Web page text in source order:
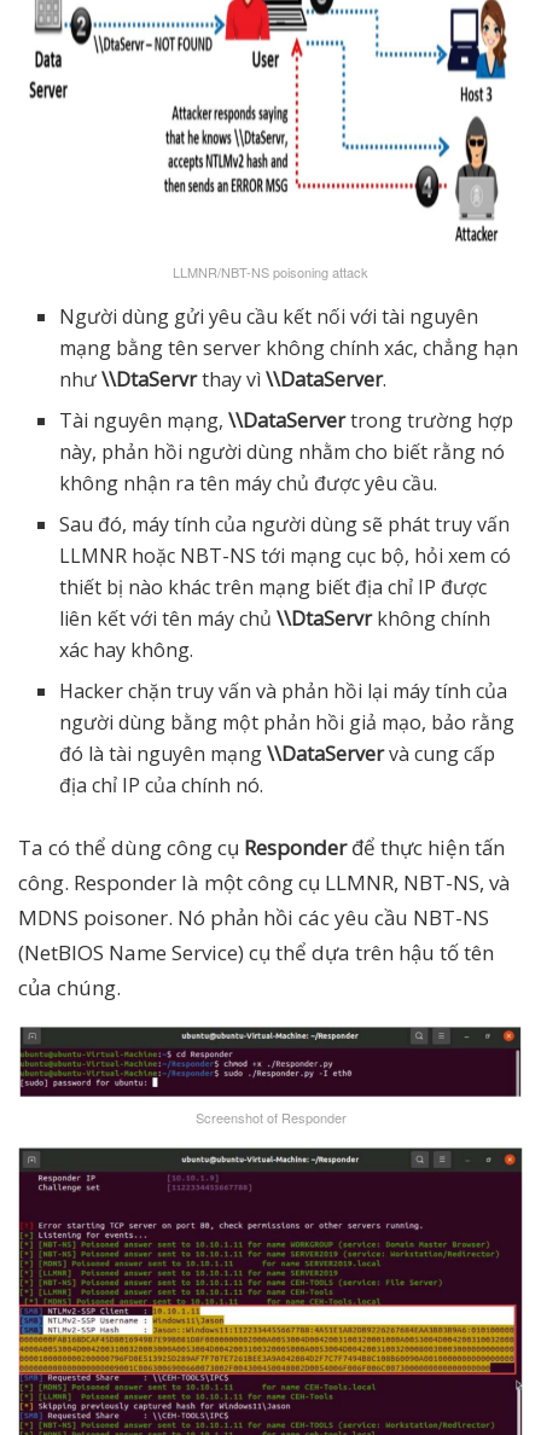
LLMNR/NBT-NS poisoning attack
Người dùng gửi yêu cầu kết nối với tài nguyên
mạng bằng tên server không chính xác, chẳng hạn
như\\DtaServrthay vì\\DataServer.
Tài nguyên mạng,\\DataServertrong trường hợp
này, phản hồi người dùng nhằm cho biết rằng nó
không nhận ra tên máy chủ được yêu cầu.
Sau đó, máy tính của người dùng sẽ phát truy vấn
LLMNR hoặc NBT-NS tới mạng cục bộ, hỏi xem có
thiết bị nào khác trên mạng biết địa chỉ IP được
liên kết với tên máy chủ\\DtaServrkhông chính
xác hay không.
Hacker chặn truy vấn và phản hồi lại máy tính của
người dùng bằng một phản hồi giả mạo, bảo rằng
đó là tài nguyên mạng\\DataServervà cung cấp
địa chỉ IP của chính nó.
Ta có thể dùng công cụ Responderđể thực hiện tấn
công. Responder là một công cụ LLMNR, NBT-NS, và
MDNS poisoner. Nó phản hồi các yêu cầu NBT-NS
(NetBIOS Name Service) cụ thể dựa trên hậu tố tên
của chúng.
Screenshot of Responder